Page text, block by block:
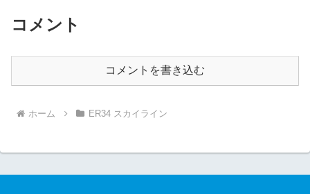
コメント
コメントを書き込む
ホーム ER34 スカイライン